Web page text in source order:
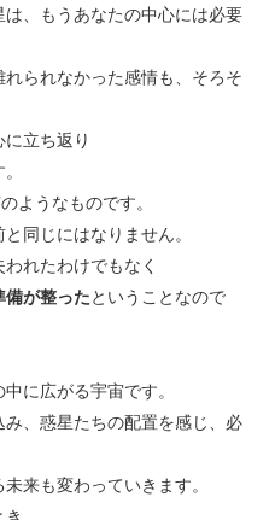
、もうあなたの中心には必要
られなかった感情も、そろそ
立ち返り
ようなものです。
同じにはなりません。
れたわけでもなく
が整ったということなので
に広がる宇宙です。
、惑星たちの配置を感じ、必
来も変わっていきます。